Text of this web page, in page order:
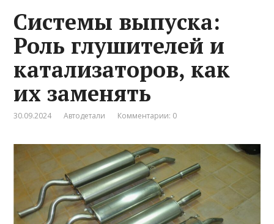
Системы выпуска:
Роль глушителей и
катализаторов, как
их заменять
30.09.2024 Автодетали Комментарии: 0